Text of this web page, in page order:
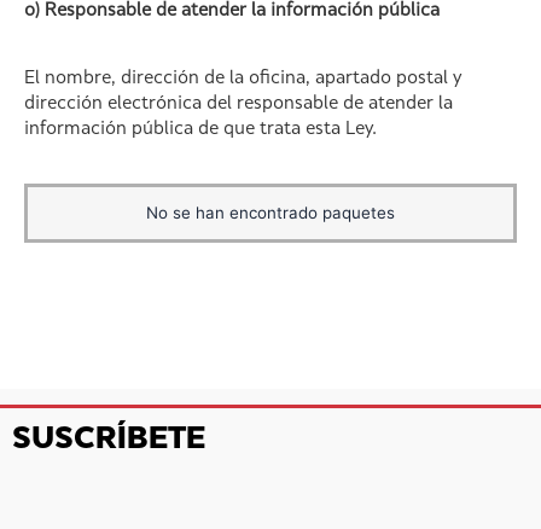
o) Responsable de atender la información pública
El nombre, dirección de la oficina, apartado postal y
dirección electrónica del responsable de atender la
información pública de que trata esta Ley.
No se han encontrado paquetes
SUSCRÍBETE